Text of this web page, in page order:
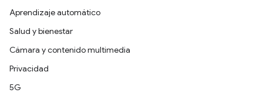
Aprendizaje automático
Salud y bienestar
Cámara y contenido multimedia
Privacidad
5G